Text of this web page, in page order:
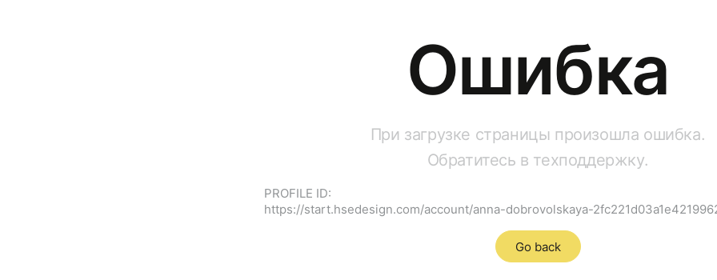
Ошибка
При загрузке страницы произошла ошибка.
Обратитесь в техподдержку.
PROFILE ID:
https://start.hsedesign.com/account/anna-dobrovolskaya-
Go back